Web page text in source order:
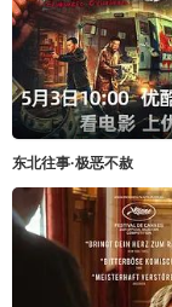
东北往事·极恶不赦